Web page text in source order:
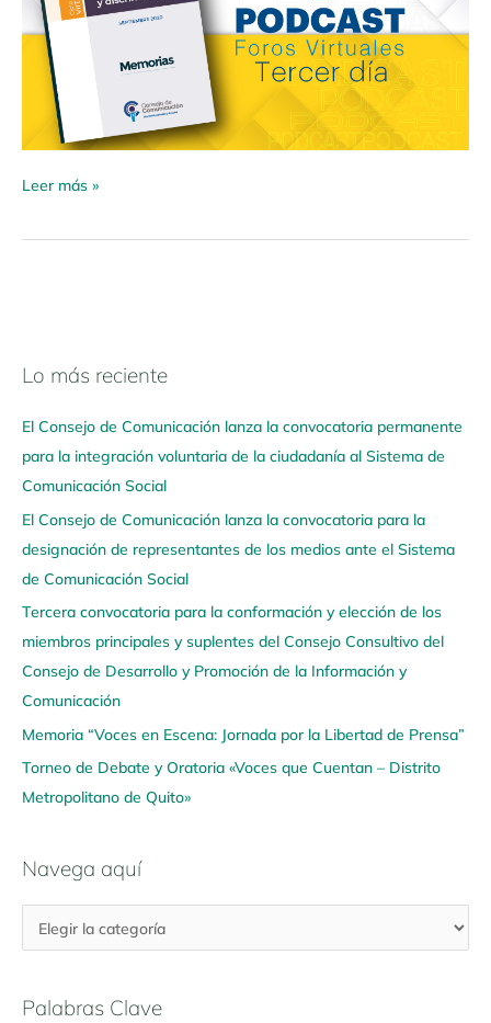
Leer más »
Lo más reciente
El Consejo de Comunicación lanza la convocatoria permanente
para la integración voluntaria de la ciudadanía al Sistema de
Comunicación Social
El Consejo de Comunicación lanza la convocatoria para la
designación de representantes de los medios ante el Sistema
de Comunicación Social
Tercera convocatoria para la conformación y elección de los
miembros principales y suplentes del Consejo Consultivo del
Consejo de Desarrollo y Promoción de la Información y
Comunicación
Memoria “Voces en Escena: Jornada por la Libertad de Prensa”
Torneo de Debate y Oratoria «Voces que Cuentan – Distrito
Metropolitano de Quito»
Navega aquí
N
v
e
g
a
a
q
u
í
Palabras Clave